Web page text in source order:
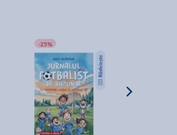
-25%